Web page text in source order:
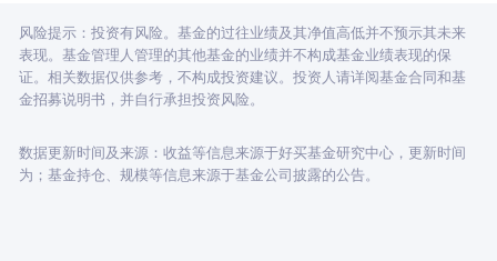
风险提示：投资有风险。基金的过往业绩及其净值高低并不预示其未来
表现。基金管理人管理的其他基金的业绩并不构成基金业绩表现的保
证。相关数据仅供参考，不构成投资建议。投资人请详阅基金合同和基
金招募说明书，并自行承担投资风险。
数据更新时间及来源：收益等信息来源于好买基金研究中心，更新时间
为；基金持仓、规模等信息来源于基金公司披露的公告。